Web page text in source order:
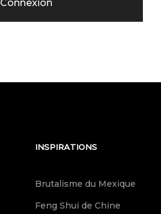
Connexion
INSPIRATIONS
Brutalisme du Mexique
Feng Shui de Chine